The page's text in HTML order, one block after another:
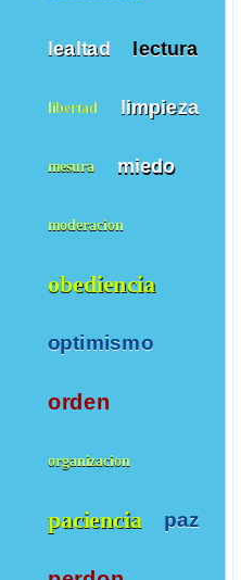
lealtad lectura
libertad limpieza
mesura miedo
moderacion
obediencia
optimismo
orden
organizacion
paciencia paz